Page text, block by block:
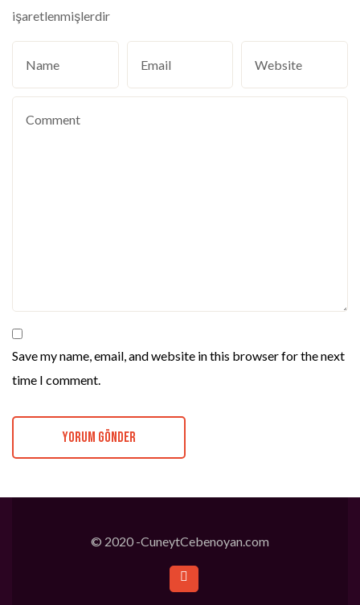
işaretlenmişlerdir
Save my name, email, and website in this browser for the next
time I comment.
© 2020 -CuneytCebenoyan.com